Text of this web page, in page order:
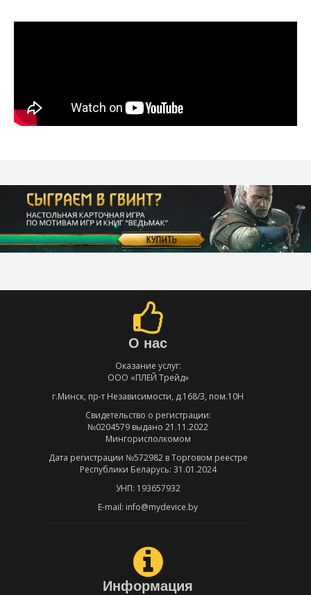
О нас
Оказание услуг:
ООО «ПЛЕЙ Трейд»
г.Минск, пр-т Независимости, д.168/3, пом.10Н
Свидетельство о регистрации:
№0204579 выдано 21.11.2022
Мингорисполкомом
Дата регистрации №572982 в Торговом реестре
Республики Беларусь: 31.01.2024
УНП: 193657932
E-mail: info@mydevice.by
Информация